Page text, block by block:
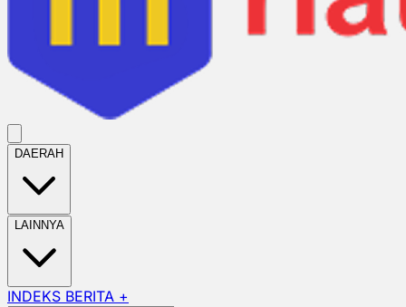
DAERAH
LAINNYA
INDEKS BERITA +